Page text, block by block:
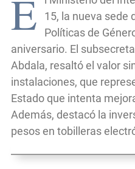
E
15, la nueva sede
Políticas de
aniversario. El
Abdala, resaltó el valor
instalaciones, que
Estado que intenta
Además, destacó la
pesos en tobilleras